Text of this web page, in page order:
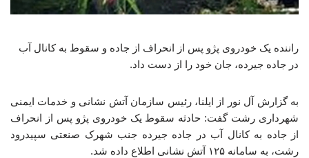
راننده یک خودروی پژو پس از انحراف از جاده و سقوط به کانال آب
در جاده جیرده، جان خود را از دست داد.
به گزارش آل نور از ایلنا، رئیس سازمان آتش نشانی و خدمات ایمنی
شهرداری رشت گفت: حادثه سقوط یک خودروی پژو پس از انحراف
از جاده به کانال آب در جاده جیرده جنب شهرک صنعتی سپیدرود
رشت، به سامانه ۱۲۵ آتش نشانی اطلاع داده شد.